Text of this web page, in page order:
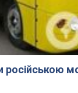
російською